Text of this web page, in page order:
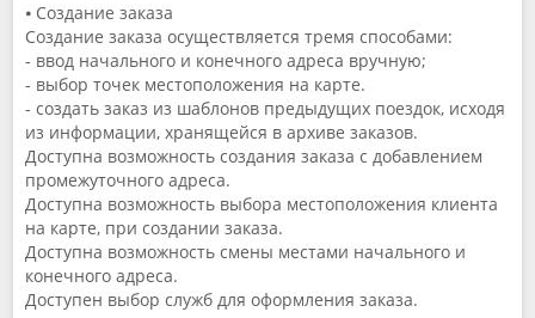
⦁ Создание заказа
Создание заказа осуществляется тремя способами:
- ввод начального и конечного адреса вручную;
- выбор точек местоположения на карте.
- создать заказ из шаблонов предыдущих поездок, исходя
из информации, хранящейся в архиве заказов.
Доступна возможность создания заказа с добавлением
промежуточного адреса.
Доступна возможность выбора местоположения клиента
на карте, при создании заказа.
Доступна возможность смены местами начального и
конечного адреса.
Доступен выбор служб для оформления заказа.